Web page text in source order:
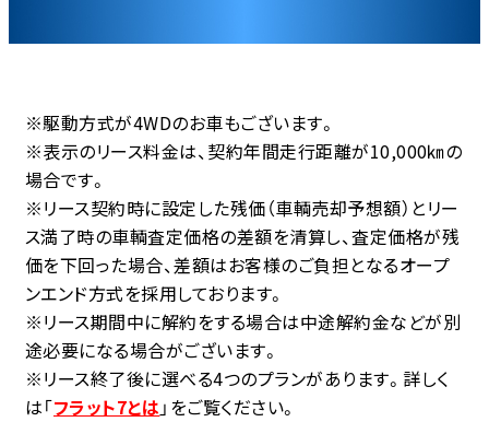
※駆動方式が4WDのお車もございます。
※表示のリース料金は、契約年間走行距離が10,000㎞の
場合です。
※リース契約時に設定した残価（車輌売却予想額）とリー
ス満了時の車輌査定価格の差額を清算し、査定価格が残
価を下回った場合、差額はお客様のご負担となるオープ
ンエンド方式を採用しております。
※リース期間中に解約をする場合は中途解約金などが別
途必要になる場合がございます。
※リース終了後に選べる4つのプランがあります。詳しく
は「フラット7とは 」をご覧ください。